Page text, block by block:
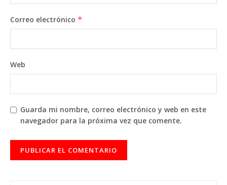
Correo electrónico *
Web
Guarda mi nombre, correo electrónico y web en este
navegador para la próxima vez que comente.